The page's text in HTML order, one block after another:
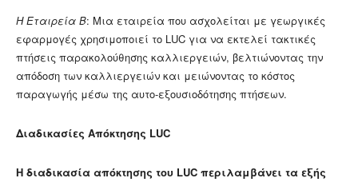
Η Εταιρεία Β: Μια εταιρεία που ασχολείται με γεωργικές
εφαρμογές χρησιμοποιεί το LUC για να εκτελεί τακτικές
πτήσεις παρακολούθησης καλλιεργειών, βελτιώνοντας την
απόδοση των καλλιεργειών και μειώνοντας το κόστος
παραγωγής μέσω της αυτο-εξουσιοδότησης πτήσεων.
Διαδικασίες Απόκτησης LUC
Η διαδικασία απόκτησης του LUC περιλαμβάνει τα εξής